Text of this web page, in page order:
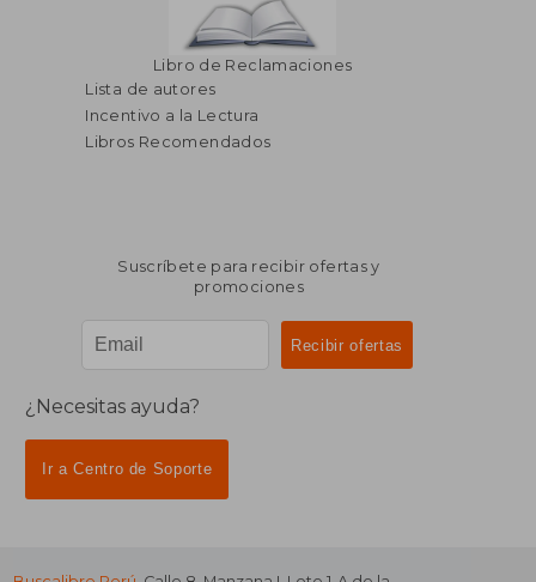
Libro de Reclamaciones
Lista de autores
Incentivo a la Lectura
Libros Recomendados
Suscríbete para recibir ofertas y
promociones
¿Necesitas ayuda?
Ir a Centro de Soporte